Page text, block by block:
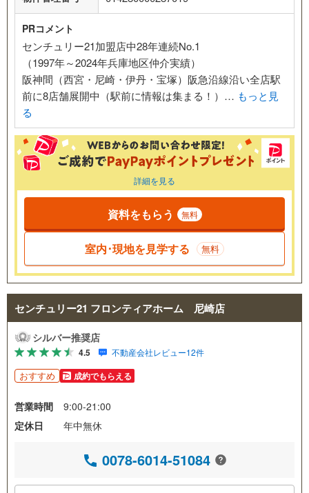
PRコメント
センチュリー21加盟店中28年連続No.1
（1997年～2024年兵庫地区仲介実績）
阪神間（西宮・尼崎・伊丹・宝塚）阪急沿線沿い全店駅
前に8店舗展開中（駅前に情報は集まる！）… もっと見
る
詳細を見る
資料をもらう 無料
室内･現地を見学する 無料
センチュリー21 フロンティアホーム 尼崎店
シルバー推奨店
4.5 不動産会社レビュー12件
おすすめ 成約でもらえる
営業時間
9:00-21:00
定休日
年中無休
0078-6014-51084